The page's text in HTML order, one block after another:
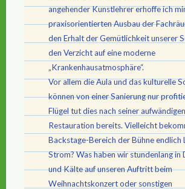
angehender Kunstlehrer erhoffe ich
praxisorientierten Ausbau der
den Erhalt der Gemütlichkeit unserer
den Verzicht auf eine moderne
„Krankenhausatmosphäre“.
Vor allem die Aula und das kulturelle
können von einer Sanierung nur
Flügel tut dies nach seiner aufwändigen
Restauration bereits. Vielleicht
Backstage-Bereich der Bühne endlich
Strom? Was haben wir stundenlang in
und Kälte auf unseren Auftritt beim
Weihnachtskonzert oder sonstigen